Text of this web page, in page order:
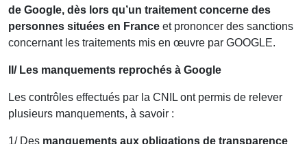
de Google, dès lors qu’un traitement concerne des
personnes situées en France et prononcer des sanctions
concernant les traitements mis en œuvre par GOOGLE.
II/ Les manquements reprochés à Google
Les contrôles effectués par la CNIL ont permis de relever
plusieurs manquements, à savoir :
1/ Des manquements aux obligations de transparence